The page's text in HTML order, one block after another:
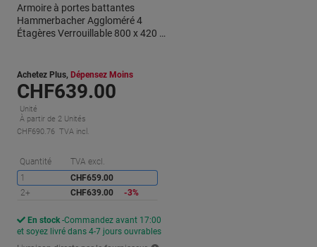
Économies
Armoire à portes battantes
Hammerbacher Aggloméré 4
Étagères Verrouillable 800 x 420 x
Achetez Plus, Dépensez Moins
CHF639.00
Unité
À partir de 2 Unités
CHF690.76 TVA incl.
Quantité TVA excl.
1
CHF659.00
2+
CHF639.00 -3%
En stock Commandez avant 17:00
et soyez livré dans 4-7 jours ouvrables